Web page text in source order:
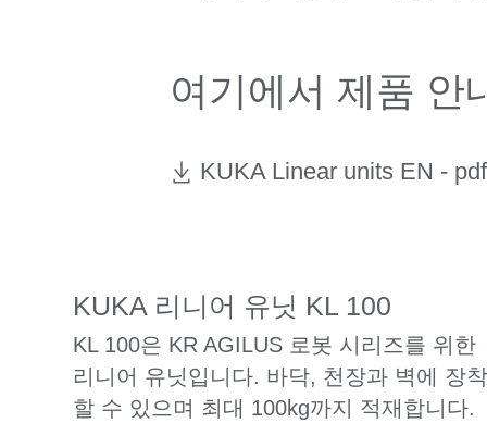
여기에서 제품 안
KUKA Linear units EN -
KUKA 리니어 유닛 KL 100
KL 100은 KR AGILUS 로봇 시리즈를 위한
리니어 유닛입니다. 바닥, 천장과 벽에 장착
할 수 있으며 최대 100kg까지 적재합니다.